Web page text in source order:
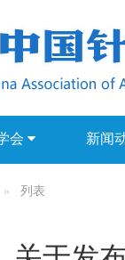
会 新闻
列表